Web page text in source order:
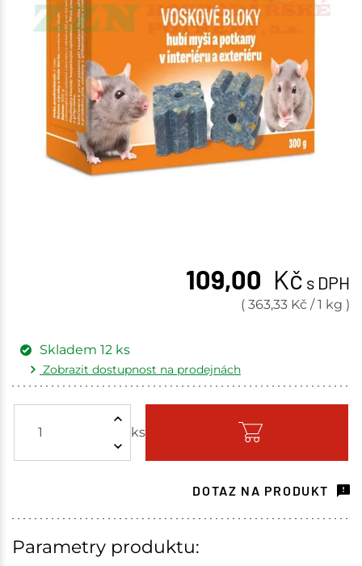
109,00 Kč s DPH
( 363,33 Kč /1 kg )
ks
Skladem 12 ks
Zobrazit dostupnost na prodejnách
Skladem - ihned k odeslání
Skuteč 3 ks
Skladové množství na prodejnách je pouze orientační.
Ceny na prodejnách se mohou lišit od cen na e-
DOTAZ NA PRODUKT
Parametry produktu: